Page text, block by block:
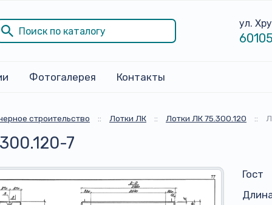
ул.
Фотогалерея Контакты
строительство :: Лотки ЛК :: Лотки ЛК 75.300.120 ::
7
Гост